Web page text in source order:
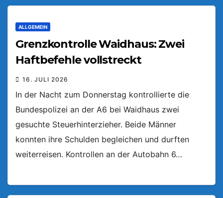
ALLGEMEIN
Grenzkontrolle Waidhaus: Zwei
Haftbefehle vollstreckt
16. JULI 2026
In der Nacht zum Donnerstag kontrollierte die
Bundespolizei an der A6 bei Waidhaus zwei
gesuchte Steuerhinterzieher. Beide Männer
konnten ihre Schulden begleichen und durften
weiterreisen. Kontrollen an der Autobahn 6…